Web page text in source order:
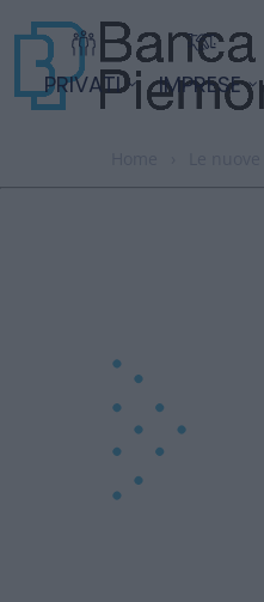
PRIVATI IMPRESE